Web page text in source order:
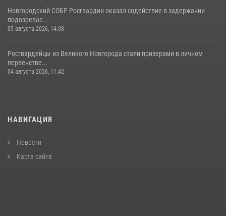
Новгородский СОБР Росгвардии оказал содействие в задержании
подозревае...
05 августа 2026, 14:08
Росгвардейцы из Великого Новгорода стали призерами в личном
первенстве...
04 августа 2026, 11:42
НАВИГАЦИЯ
Новости
Карта сайта